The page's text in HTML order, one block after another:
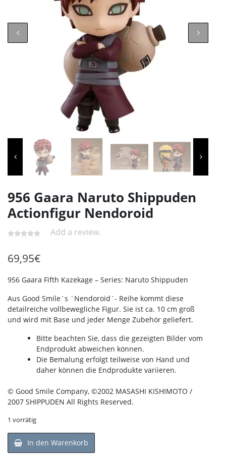
956 Gaara Naruto Shippuden
Actionfigur Nendoroid
Add a review.
69,95€
956 Gaara Fifth Kazekage – Series: Naruto Shippuden
Aus Good Smile´s ´Nendoroid´- Reihe kommt diese
detailreiche vollbewegliche Figur. Sie ist ca. 10 cm groß
und wird mit Base und jeder Menge Zubehör geliefert.
Bitte beachten Sie, dass die gezeigten Bilder vom
Endprodukt abweichen können.
Die Bemalung erfolgt teilweise von Hand und
daher können die Endprodukte variieren.
© Good Smile Company, ©2002 MASASHI KISHIMOTO /
2007 SHIPPUDEN All Rights Reserved.
1 vorrätig
In den Warenkorb